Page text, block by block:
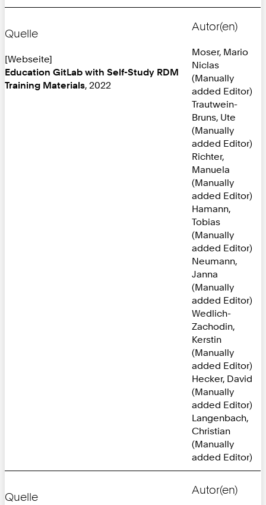
Quelle
[Webseite]
Education GitLab with Self-Study RDM
Training Materials, 2022
Autor(en)
Moser, Mario
Niclas
(Manually
added Editor)
Trautwein-
Bruns, Ute
(Manually
added Editor)
Richter,
Manuela
(Manually
added Editor)
Hamann,
Tobias
(Manually
added Editor)
Neumann,
Janna
(Manually
added Editor)
Wedlich-
Zachodin,
Kerstin
(Manually
added Editor)
Hecker, David
(Manually
added Editor)
Langenbach,
Christian
(Manually
added Editor)
Quelle
Autor(en)